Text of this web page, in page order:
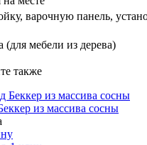
варочную панель,
(для мебели из дерева)
также
из массива сосны